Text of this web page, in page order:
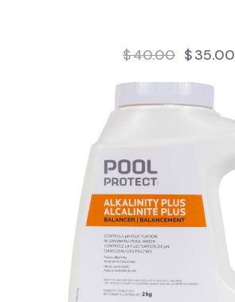
$40.00 $35.00